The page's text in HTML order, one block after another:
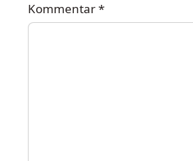
Kommentar*